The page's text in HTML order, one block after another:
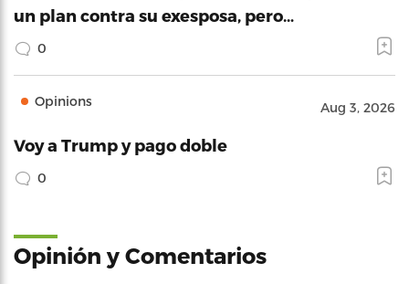
un plan contra su exesposa, pero…
0
Opinions Aug 3, 2026
Voy a Trump y pago doble
0
Opinión y Comentarios